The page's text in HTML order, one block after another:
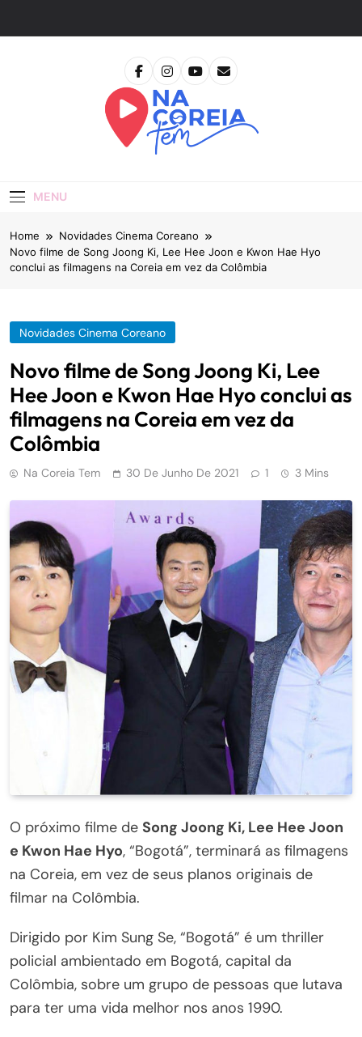
MENU
Home
Novidades Cinema Coreano
Novo filme de Song Joong Ki, Lee Hee Joon e Kwon Hae Hyo
conclui as filmagens na Coreia em vez da Colômbia
Novidades Cinema Coreano
Novo filme de Song Joong Ki, Lee
Hee Joon e Kwon Hae Hyo conclui as
filmagens na Coreia em vez da
Colômbia
Na Coreia Tem 30 De Junho De 2021 1 3 Mins
O próximo filme de Song Joong Ki, Lee Hee Joon
e Kwon Hae Hyo, “Bogotá”, terminará as filmagens
na Coreia, em vez de seus planos originais de
filmar na Colômbia.
Dirigido por Kim Sung Se, “Bogotá” é um thriller
policial ambientado em Bogotá, capital da
Colômbia, sobre um grupo de pessoas que lutava
para ter uma vida melhor nos anos 1990.